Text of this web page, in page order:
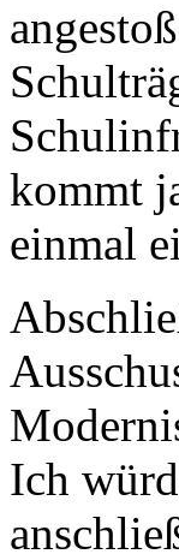
kommt
einmal
Ich